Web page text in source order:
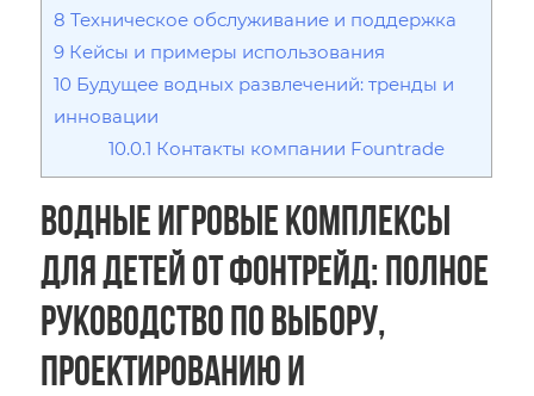
8 Техническое обслуживание и поддержка
9 Кейсы и примеры использования
10 Будущее водных развлечений: тренды и
инновации
10.0.1 Контакты компании Fountrade
Водные игровые комплексы
для детей от Фонтрейд: Полное
руководство по выбору,
проектированию и